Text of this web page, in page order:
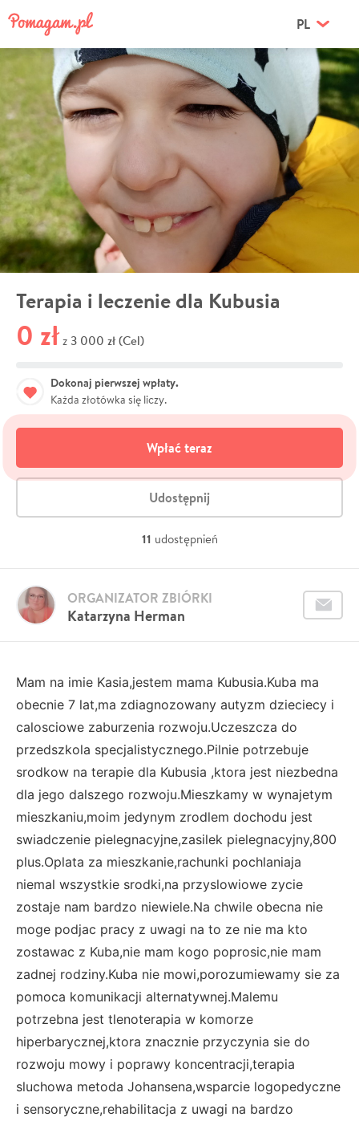
PL
Terapia i leczenie dla Kubusia
0 zł z 3 000 zł (Cel)
Dokonaj pierwszej wpłaty.
Każda złotówka się liczy.
Wpłać teraz
Udostępnij
11 udostępnień
Katarzyna Herman
ORGANIZATOR ZBIÓRKI
Mam na imie Kasia,jestem mama Kubusia.Kuba ma
obecnie 7 lat,ma zdiagnozowany autyzm dzieciecy i
calosciowe zaburzenia rozwoju.Uczeszcza do
przedszkola specjalistycznego.Pilnie potrzebuje
srodkow na terapie dla Kubusia ,ktora jest niezbedna
dla jego dalszego rozwoju.Mieszkamy w wynajetym
mieszkaniu,moim jedynym zrodlem dochodu jest
swiadczenie pielegnacyjne,zasilek pielegnacyjny,800
plus.Oplata za mieszkanie,rachunki pochlaniaja
niemal wszystkie srodki,na przyslowiowe zycie
zostaje nam bardzo niewiele.Na chwile obecna nie
moge podjac pracy z uwagi na to ze nie ma kto
zostawac z Kuba,nie mam kogo poprosic,nie mam
zadnej rodziny.Kuba nie mowi,porozumiewamy sie za
pomoca komunikacji alternatywnej.Malemu
potrzebna jest tlenoterapia w komorze
hiperbarycznej,ktora znacznie przyczynia sie do
rozwoju mowy i poprawy koncentracji,terapia
sluchowa metoda Johansena,wsparcie logopedyczne
i sensoryczne,rehabilitacja z uwagi na bardzo